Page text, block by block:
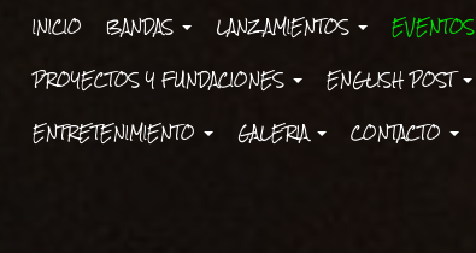
INICIO BANDAS LANZAMIENTOS
EVENTOS
PROYECTOS Y FUNDACIONES
ENGLISH POST
ENTRETENIMIENTO
GALERIA CONTACTO